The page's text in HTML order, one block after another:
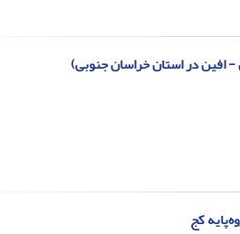
در استان خراسان جنوبی)
کج